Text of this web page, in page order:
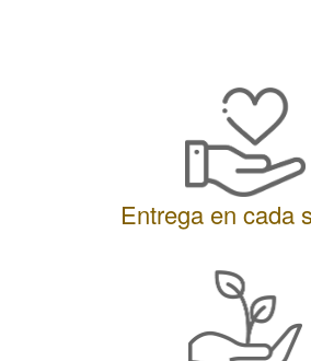
Entrega en cada